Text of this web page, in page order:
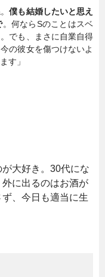
僕も結婚したいと思え
。何ならSのことはスベ
でも、まさに自業自得
の彼女を傷つけないよ
す」
大好き。30代にな
に出るのはお酒が
、今日も適当に生